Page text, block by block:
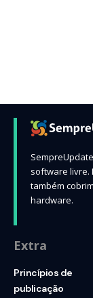
software livre.
também
hardware.
Extra
Princípios de
publicação